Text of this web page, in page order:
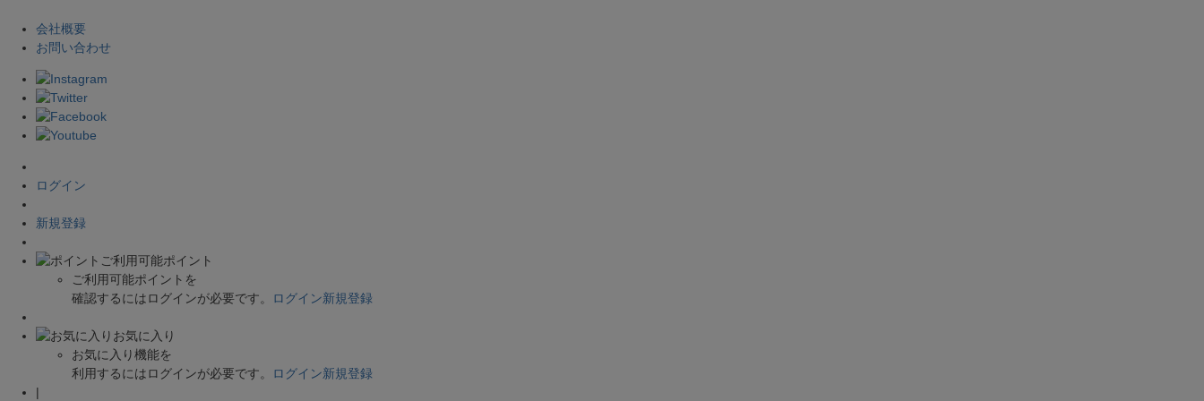
会社概要
お問い合わせ
ログイン
新規登録
ご利用可能ポイント
ご利用可能ポイントを
確認するにはログインが必要です。
ログイン新規登録
お気に入り
お気に入り機能を
利用するにはログインが必要です。
ログイン新規登録
|